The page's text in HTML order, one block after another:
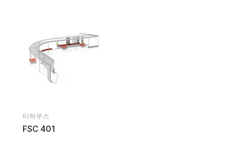
티하우스
FSC 401